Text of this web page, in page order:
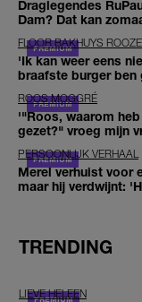
Draglegendes
Dam? Dat kan
FLOOR BAKHUYS
'Ik kan weer eens
braafste burger ben
ROOS MOGGRÉ
'"Roos, waarom
gezet?" vroeg mijn
PERSOONLIJK VERHAAL
Merel verhuist voor
maar hij verdwijnt:
TRENDING
LIEVE HELEEN